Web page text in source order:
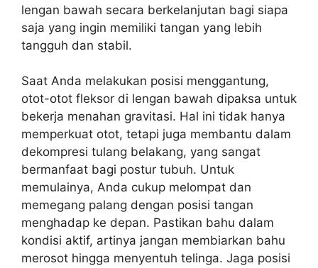
lengan bawah secara berkelanjutan bagi siapa
saja yang ingin memiliki tangan yang lebih
tangguh dan stabil.
Saat Anda melakukan posisi menggantung,
otot-otot fleksor di lengan bawah dipaksa untuk
bekerja menahan gravitasi. Hal ini tidak hanya
memperkuat otot, tetapi juga membantu dalam
dekompresi tulang belakang, yang sangat
bermanfaat bagi postur tubuh. Untuk
memulainya, Anda cukup melompat dan
memegang palang dengan posisi tangan
menghadap ke depan. Pastikan bahu dalam
kondisi aktif, artinya jangan membiarkan bahu
merosot hingga menyentuh telinga. Jaga posisi